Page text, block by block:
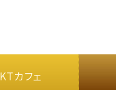
KTカフェ